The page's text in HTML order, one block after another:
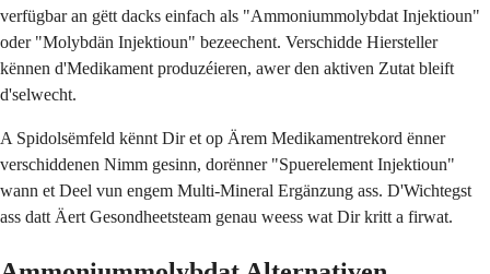
verfügbar an gëtt dacks einfach als "Ammoniummolybdat Injektioun"
oder "Molybdän Injektioun" bezeechent. Verschidde Hiersteller
kënnen d'Medikament produzéieren, awer den aktiven Zutat bleift
d'selwecht.
A Spidolsëmfeld kënnt Dir et op Ärem Medikamentrekord ënner
verschiddenen Nimm gesinn, dorënner "Spuerelement Injektioun"
wann et Deel vun engem Multi-Mineral Ergänzung ass. D'Wichtegst
ass datt Äert Gesondheetsteam genau weess wat Dir kritt a firwat.